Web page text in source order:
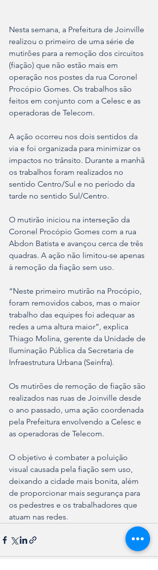
Nesta semana, a Prefeitura de Joinville
realizou o primeiro de uma série de
mutirões para a remoção dos circuitos
(fiação) que não estão mais em
operação nos postes da rua Coronel
Procópio Gomes. Os trabalhos são
feitos em conjunto com a Celesc e as
operadoras de Telecom.
A ação ocorreu nos dois sentidos da
via e foi organizada para minimizar os
impactos no trânsito. Durante a manhã
os trabalhos foram realizados no
sentido Centro/Sul e no período da
tarde no sentido Sul/Centro.
O mutirão iniciou na interseção da
Coronel Procópio Gomes com a rua
Abdon Batista e avançou cerca de três
quadras. A ação não limitou-se apenas
à remoção da fiação sem uso.
“Neste primeiro mutirão na Procópio,
foram removidos cabos, mas o maior
trabalho das equipes foi adequar as
redes a uma altura maior”, explica
Thiago Molina, gerente da Unidade de
Iluminação Pública da Secretaria de
Infraestrutura Urbana (Seinfra).
Os mutirões de remoção de fiação são
realizados nas ruas de Joinville desde
o ano passado, uma ação coordenada
pela Prefeitura envolvendo a Celesc e
as operadoras de Telecom.
O objetivo é combater a poluição
visual causada pela fiação sem uso,
deixando a cidade mais bonita, além
de proporcionar mais segurança para
os pedestres e os trabalhadores que
atuam nas redes.